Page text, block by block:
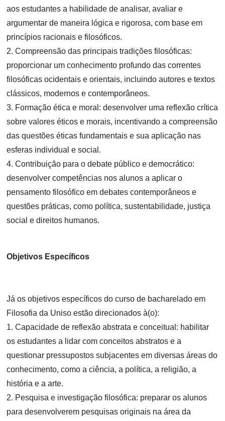
aos estudantes a habilidade de analisar, avaliar e
argumentar de maneira lógica e rigorosa, com base em
princípios racionais e filosóficos.
2. Compreensão das principais tradições filosóficas:
proporcionar um conhecimento profundo das correntes
filosóficas ocidentais e orientais, incluindo autores e textos
clássicos, modernos e contemporâneos.
3. Formação ética e moral: desenvolver uma reflexão crítica
sobre valores éticos e morais, incentivando a compreensão
das questões éticas fundamentais e sua aplicação nas
esferas individual e social.
4. Contribuição para o debate público e democrático:
desenvolver competências nos alunos a aplicar o
pensamento filosófico em debates contemporâneos e
questões práticas, como política, sustentabilidade, justiça
social e direitos humanos.
Objetivos Específicos
Já os objetivos específicos do curso de bacharelado em
Filosofia da Uniso estão direcionados à(o):
1. Capacidade de reflexão abstrata e conceitual: habilitar
os estudantes a lidar com conceitos abstratos e a
questionar pressupostos subjacentes em diversas áreas do
conhecimento, como a ciência, a política, a religião, a
história e a arte.
2. Pesquisa e investigação filosófica: preparar os alunos
para desenvolverem pesquisas originais na área da